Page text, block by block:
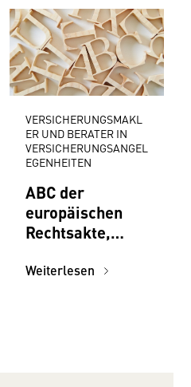
VERSICHERUNGSMAKL
ER UND BERATER IN
VERSICHERUNGSANGEL
EGENHEITEN
ABC der
europäischen
Rechtsakte,
Institutionen für
Weiterlesen